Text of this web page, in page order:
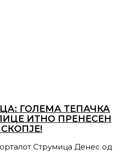
ГОЛЕМА ТЕПАЧКА
ИТНО ПРЕНЕСЕН
Струмица Денес од